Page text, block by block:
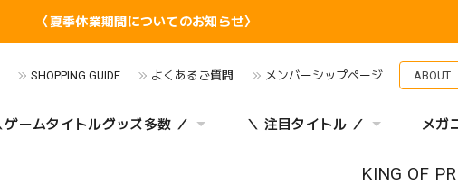
〈夏季休業期間についてのお知らせ〉
SHOPPING GUIDE よくあるご質問 メンバーシップページ ABOUT
ゲームタイトルグッズ多数 ／ ＼ 注目タイトル ／ メガ
KING OF